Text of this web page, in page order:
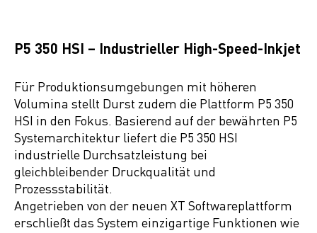
P5 350 HSI – Industrieller High-Speed-Inkjet
Für Produktionsumgebungen mit höheren
Volumina stellt Durst zudem die Plattform P5 350
HSI in den Fokus. Basierend auf der bewährten P5
Systemarchitektur liefert die P5 350 HSI
industrielle Durchsatzleistung bei
gleichbleibender Druckqualität und
Prozessstabilität.
Angetrieben von der neuen XT Softwareplattform
erschließt das System einzigartige Funktionen wie